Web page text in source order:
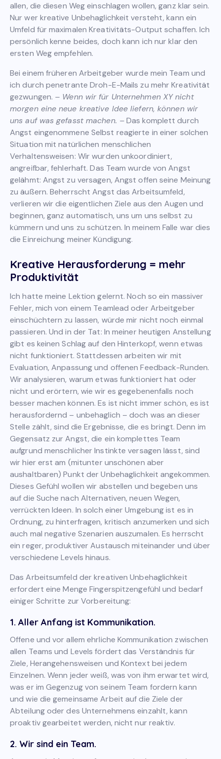
allen, die diesen Weg einschlagen wollen, ganz klar sein.
Nur wer kreative Unbehaglichkeit versteht, kann ein
Umfeld für maximalen Kreativitäts-Output schaffen. Ich
persönlich kenne beides, doch kann ich nur klar den
ersten Weg empfehlen.
Bei einem früheren Arbeitgeber wurde mein Team und
ich durch penetrante Droh-E-Mails zu mehr Kreativität
gezwungen. – Wenn wir für Unternehmen XY nicht
morgen eine neue kreative Idee liefern, können wir
uns auf was gefasst machen. –Das komplett durch
Angst eingenommene Selbst reagierte in einer solchen
Situation mit natürlichen menschlichen
Verhaltensweisen: Wir wurden unkoordiniert,
angreifbar, fehlerhaft. Das Team wurde von Angst
gelähmt: Angst zu versagen, Angst offen seine Meinung
zu äußern. Beherrscht Angst das Arbeitsumfeld,
verlieren wir die eigentlichen Ziele aus den Augen und
beginnen, ganz automatisch, uns um uns selbst zu
kümmern und uns zu schützen. In meinem Falle war dies
die Einreichung meiner Kündigung.
Kreative Herausforderung = mehr
Produktivität
Ich hatte meine Lektion gelernt. Noch so ein massiver
Fehler, mich von einem Teamlead oder Arbeitgeber
einschüchtern zu lassen, würde mir nicht noch einmal
passieren. Und in der Tat: In meiner heutigen Anstellung
gibt es keinen Schlag auf den Hinterkopf, wenn etwas
nicht funktioniert. Stattdessen arbeiten wir mit
Evaluation, Anpassung und offenen Feedback-Runden.
Wir analysieren, warum etwas funktioniert hat oder
nicht und erörtern, wie wir es gegebenenfalls noch
besser machen können. Es ist nicht immer schön, es ist
herausfordernd – unbehaglich – doch was an dieser
Stelle zählt, sind die Ergebnisse, die es bringt. Denn im
Gegensatz zur Angst, die ein komplettes Team
aufgrund menschlicher Instinkte versagen lässt, sind
wir hier erst am (mitunter unschönen aber
aushaltbaren) Punkt der Unbehaglichkeit angekommen.
Dieses Gefühl wollen wir abstellen und begeben uns
auf die Suche nach Alternativen, neuen Wegen,
verrückten Ideen. In solch einer Umgebung ist es in
Ordnung, zu hinterfragen, kritisch anzumerken und sich
auch mal negative Szenarien auszumalen. Es herrscht
ein reger, produktiver Austausch miteinander und über
verschiedene Levels hinaus.
Das Arbeitsumfeld der kreativen Unbehaglichkeit
erfordert eine Menge Fingerspitzengefühl und bedarf
einiger Schritte zur Vorbereitung:
1. Aller Anfang ist Kommunikation.
Offene und vor allem ehrliche Kommunikation zwischen
allen Teams und Levels fördert das Verständnis für
Ziele, Herangehensweisen und Kontext bei jedem
Einzelnen. Wenn jeder weiß, was von ihm erwartet wird,
was er im Gegenzug von seinem Team fordern kann
und wie die gemeinsame Arbeit auf die Ziele der
Abteilung oder des Unternehmens einzahlt, kann
proaktiv gearbeitet werden, nicht nur reaktiv.
2. Wir sind ein Team.